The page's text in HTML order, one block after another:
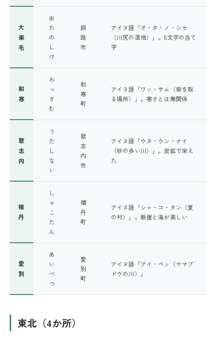
大
楽
毛
お
た
の
し
け
釧
路
市
アイヌ語「オ・タ・ノ・シケ
（川尻の湿地）」。6文字の当て
字
和
寒
わ
っ
さ
む
和
寒
町
アイヌ語「ワッ・サム（柴を取
る場所）」。寒さとは無関係
歌
志
内
う
た
し
な
い
歌
志
内
市
アイヌ語「ウタ・ウシ・ナイ
（砂の多い川）」。炭鉱で栄え
た
積
丹
し
ゃ
こ
た
ん
積
丹
町
アイヌ語「シャ・コ・タン（夏
の村）」。断崖と海が美しい
愛
別
あ
い
べ
つ
愛
別
町
アイヌ語「アイ・ペッ（ヤマブ
ドウの川）」
東北（4か所）